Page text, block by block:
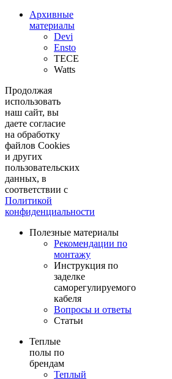
Архивные
материалы
Devi
Ensto
TECE
Watts
Продолжая
использовать
наш сайт, вы
даете согласие
на обработку
файлов Cookies
и других
пользовательских
данных, в
соответствии с
Политикой
конфиденциальности
Полезные материалы
Рекомендации по
монтажу
Инструкция по
заделке
саморегулируемого
кабеля
Вопросы и ответы
Статьи
Теплые
полы по
брендам
Теплый